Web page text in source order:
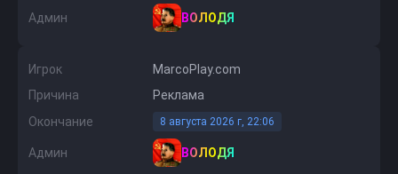
Админ ВОЛОДЯ
Игрок
MarcоPlay.com
Причина
Реклама
Окончание
8 августа 2026 г, 22:06
Админ ВОЛОДЯ